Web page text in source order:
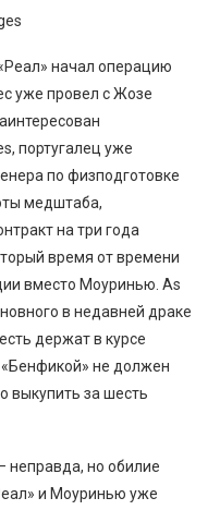
начал операцию
уже провел с Жозе
португалец уже
по физподготовке
медштаба,
на три года
время от времени
вместо Моуринью. As
в недавней драке
держат в курсе
«Бенфикой» не должен
выкупить за шесть
неправда, но обилие
и Моуринью уже